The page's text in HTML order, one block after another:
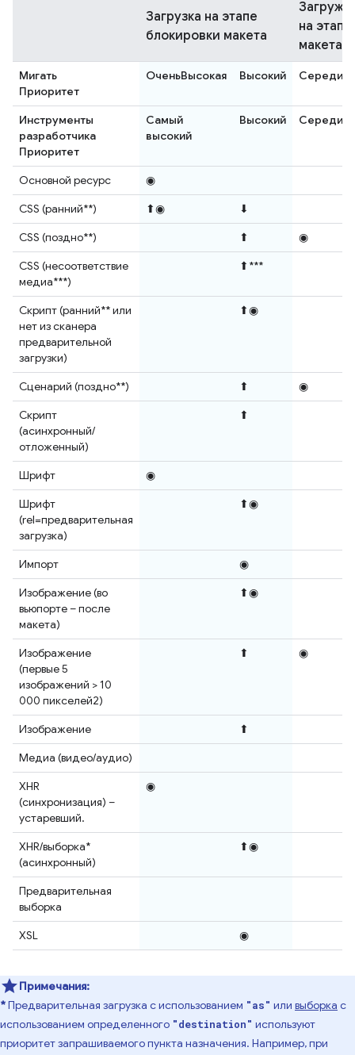
Загрузка на этапе
блокировки макета
на
макета.
Мигать
Приоритет
ОченьВысокая Высокий Середина
Инструменты
разработчика
Приоритет
Самый
высокий
Высокий Середина
Основной ресурс
◉
CSS (ранний**)
⬆◉
⬇
CSS (поздно**)
⬆
◉
CSS (несоответствие
медиа***)
⬆***
Скрипт (ранний** или
нет из сканера
предварительной
загрузки)
⬆◉
Сценарий (поздно**) ⬆
◉
Скрипт
(асинхронный/
отложенный)
⬆
Шрифт
◉
Шрифт
(rel=предварительная
загрузка)
⬆◉
Импорт
◉
Изображение (во
вьюпорте – после
макета)
⬆◉
Изображение
(первые 5
изображений > 10
000 пикселей2)
⬆ ◉
Изображение
⬆
Медиа (видео/аудио)
XHR
(синхронизация) –
устаревший.
◉
XHR/выборка*
(асинхронный)
⬆◉
Предварительная
выборка
XSL
◉
Примечания:
*Предварительная загрузка с использованием "as" или выборка с
использованием определенного "destination" используют
приоритет запрашиваемого пункта назначения. Например, при